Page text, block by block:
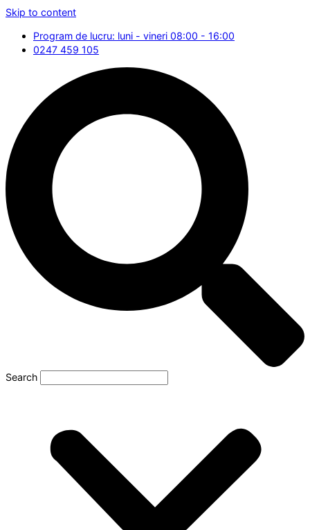
Skip to content
Program de lucru: luni - vineri 08:00 - 16:00
0247 459 105
Search